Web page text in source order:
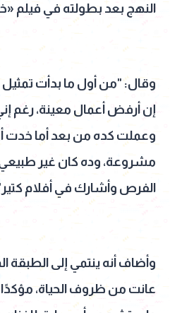
النهج بعد بطولته في فيلم
وقال: "من أول ما بدأت
إن أرفض أعمال معينة،
وعملت كده من بعد أما خدت
مشروعة، وده كان غير
الفرص وأشارك في أفلام
وأضاف أنه ينتمي إلى
عانت من ظروف الحياة، مؤكدًا